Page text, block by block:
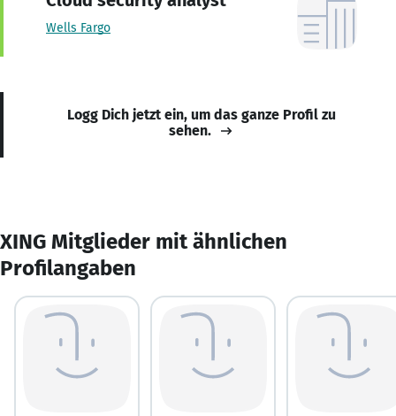
Wells Fargo
Logg Dich jetzt ein, um das ganze Profil zu
sehen.
XING Mitglieder mit ähnlichen
Profilangaben